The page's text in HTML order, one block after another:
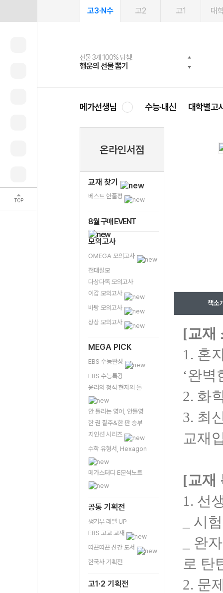
TOP
고3·N수 고2 고1 대
선물 3개 100% 당첨!
행운의 선물 뽑기
선물 100% 증정!
메가스터디 X 올리브
여름방학 스터디 캐시백
메가런 썸머스쿨
2027 러셀 단과
강사 공개선발
스마트러닝앱
설문 EVENT
메가패스
3일 무료 체험권
메가패스 수강생 무료혜택!
메가클럽 멤버십
사회공헌 캠페인
희망이룸 메가나눔
메가선생님 수능·내신 대학별고
온라인서점
교재 찾기
베스트 한줄평
8월 구매 EVENT
모의고사
OMEGA 모의고사
전대실모
다상다독 모의고사
이감 모의고사
바탕 모의고사
상상 모의고사
MEGA PICK
EBS 수능완성
EBS 수능특강
윤리의 정석 현자의 돌
안 틀리는 영어, 안틀영
한 권 질주&한 판 승부
지인선 시리즈
수학 유형서, Hexagon
메가스터디 E분석노트
공통 기획전
생기부 레벨 UP
EBS 고교 교재
따끈따끈 신간 도서
한국사 기획전
고1·2 기획전
책소
[교재
1. 혼
‘완벽
2. 화
3. 최
교재
[교재
1. 선
_ 시
_ 완
로 탄
2. 문